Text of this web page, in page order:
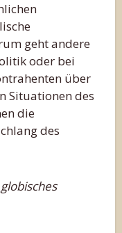
geht andere
oder bei
über
Situationen des
die
des